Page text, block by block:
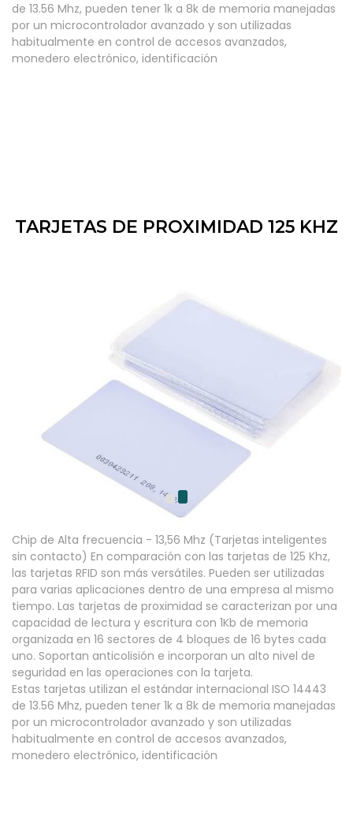
de 13.56 Mhz, pueden tener 1k a 8k de memoria manejadas
por un microcontrolador avanzado y son utilizadas
habitualmente en control de accesos avanzados,
monedero electrónico, identificación
TARJETAS DE PROXIMIDAD 125 KHZ
Chip de Alta frecuencia - 13,56 Mhz (Tarjetas inteligentes
sin contacto) En comparación con las tarjetas de 125 Khz,
las tarjetas RFID son más versátiles. Pueden ser utilizadas
para varias aplicaciones dentro de una empresa al mismo
tiempo. Las tarjetas de proximidad se caracterizan por una
capacidad de lectura y escritura con 1Kb de memoria
organizada en 16 sectores de 4 bloques de 16 bytes cada
uno. Soportan anticolisión e incorporan un alto nivel de
seguridad en las operaciones con la tarjeta.
Estas tarjetas utilizan el estándar internacional ISO 14443
de 13.56 Mhz, pueden tener 1k a 8k de memoria manejadas
por un microcontrolador avanzado y son utilizadas
habitualmente en control de accesos avanzados,
monedero electrónico, identificación